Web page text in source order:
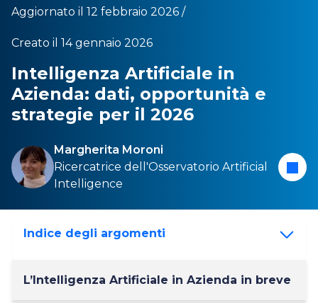
Aggiornato il 12 febbraio 2026 /
Creato il 14 gennaio 2026
Intelligenza Artificiale in
Azienda: dati, opportunità e
strategie per il 2026
Margherita Moroni
Ricercatrice dell 'Osservatorio Artificial
Intelligence
Indice degli argomenti
L’Intelligenza Artificiale in Azienda in breve